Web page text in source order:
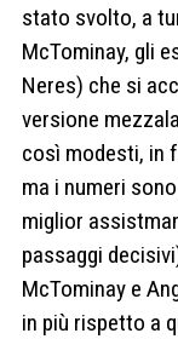
stato svolto, a
McTominay, gli
Neres) che si
versione
così modesti, in
ma i numeri
miglior
passaggi
McTominay e
in più rispetto a